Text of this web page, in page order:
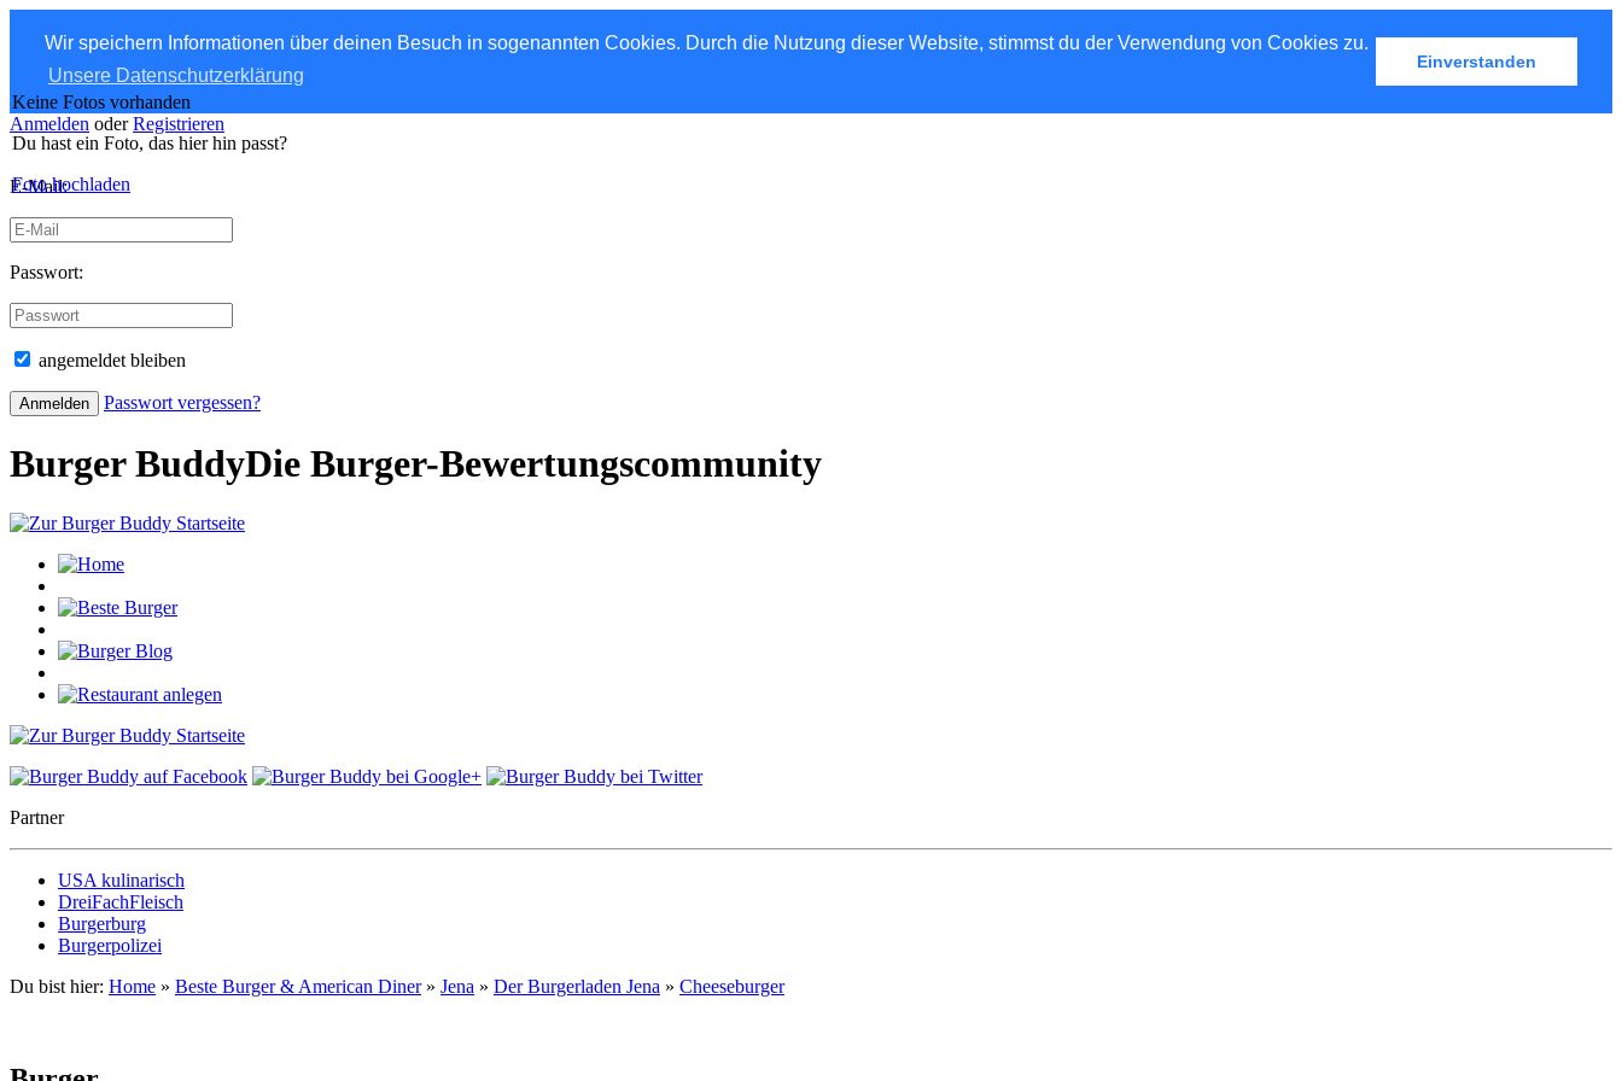
Wir speichern Informationen über deinen Besuch in sogenannten Cookies. Durch die Nutzung dieser Website, stimmst du der Verwendung von Cookies zu.
Unsere Datenschutzerklärung
Einverstanden
Anmelden oder Registrieren
E-Mail:
Passwort:
angemeldet bleiben
Passwort vergessen?
Burger BuddyDie Burger-Bewertungscommunity
Partner
USA kulinarisch
DreiFachFleisch
Burgerburg
Burgerpolizei
Du bist hier: Home » Beste Burger & American Diner» Jena » Der Burgerladen Jena » Cheeseburger
Keine Fotos vorhanden
Du hast ein Foto, das hier hin passt?
Foto hochladen